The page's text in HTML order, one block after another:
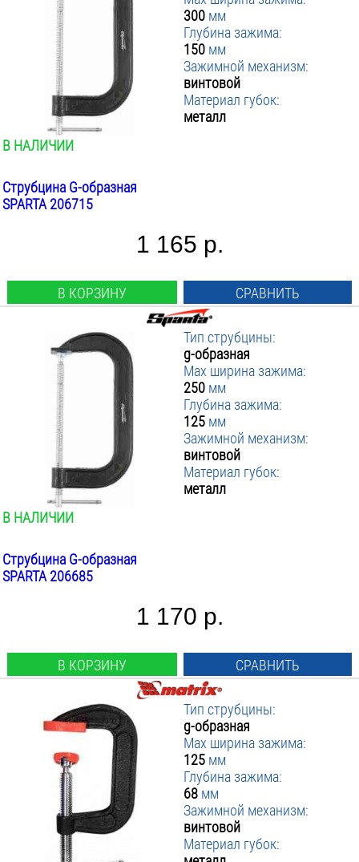
300 мм
Глубина зажима:
150 мм
Зажимной механизм:
винтовой
Материал губок:
металл
В НАЛИЧИИ
Струбцина G-образная
SPARTA 206715
1 165 р.
В КОРЗИНУ СРАВНИТЬ
Тип струбцины:
g-образная
Max ширина зажима:
250 мм
Глубина зажима:
125 мм
Зажимной механизм:
винтовой
Материал губок:
металл
В НАЛИЧИИ
Струбцина G-образная
SPARTA 206685
1 170 р.
В КОРЗИНУ СРАВНИТЬ
Тип струбцины:
g-образная
Max ширина зажима:
125 мм
Глубина зажима:
68 мм
Зажимной механизм:
винтовой
Материал губок: